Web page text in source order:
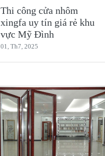
Thi công cửa nhôm
xingfa uy tín giá rẻ khu
vực Mỹ Đình
01, Th7, 2025